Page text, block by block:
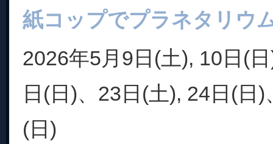
紙コップでプラネタリウ
2026年5月9日(土), 10日(
日(日)、23日(土), 24日(日
(日)